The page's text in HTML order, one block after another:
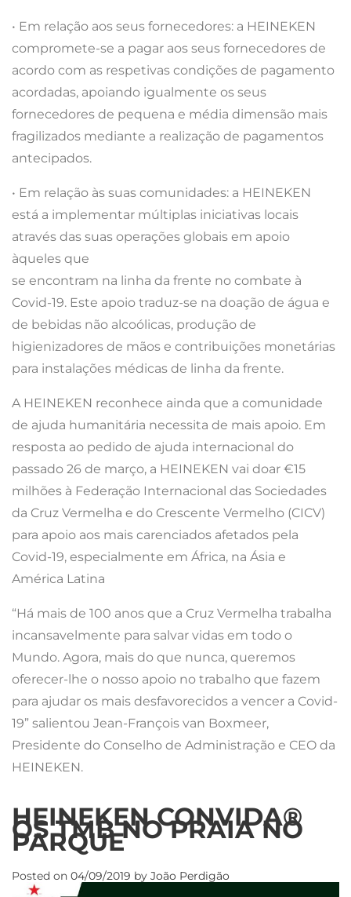
• Em relação aos seus fornecedores: a HEINEKEN
compromete-se a pagar aos seus fornecedores de
acordo com as respetivas condições de pagamento
acordadas, apoiando igualmente os seus
fornecedores de pequena e média dimensão mais
fragilizados mediante a realização de pagamentos
antecipados.
• Em relação às suas comunidades: a HEINEKEN
está a implementar múltiplas iniciativas locais
através das suas operações globais em apoio
àqueles que
se encontram na linha da frente no combate à
Covid-19. Este apoio traduz-se na doação de água e
de bebidas não alcoólicas, produção de
higienizadores de mãos e contribuições monetárias
para instalações médicas de linha da frente.
A HEINEKEN reconhece ainda que a comunidade
de ajuda humanitária necessita de mais apoio. Em
resposta ao pedido de ajuda internacional do
passado 26 de março, a HEINEKEN vai doar €15
milhões à Federação Internacional das Sociedades
da Cruz Vermelha e do Crescente Vermelho (CICV)
para apoio aos mais carenciados afetados pela
Covid-19, especialmente em África, na Ásia e
América Latina
“Há mais de 100 anos que a Cruz Vermelha trabalha
incansavelmente para salvar vidas em todo o
Mundo. Agora, mais do que nunca, queremos
oferecer-lhe o nosso apoio no trabalho que fazem
para ajudar os mais desfavorecidos a vencer a Covid-
19” salientou Jean-François van Boxmeer,
Presidente do Conselho de Administração e CEO da
HEINEKEN.
HEINEKEN CONVIDA®
OS TMB NO PRAIA NO
PARQUE
Posted on 04/09/2019 by João Perdigão